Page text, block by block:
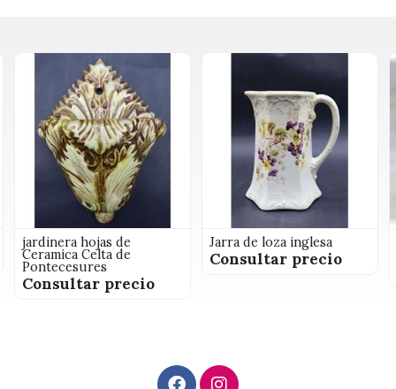
jardinera hojas de
Ceramica Celta de
Pontecesures
Consultar precio
Jarra de loza inglesa
Consultar precio